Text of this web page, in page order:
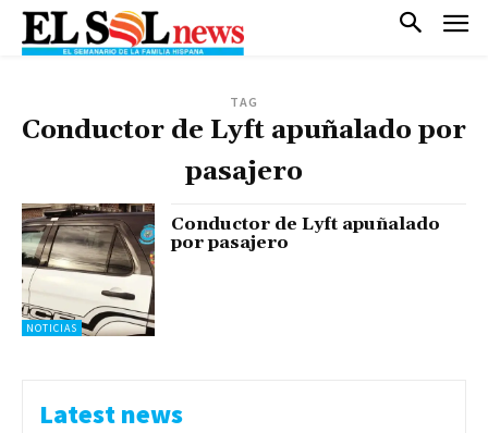
TAG
Conductor de Lyft apuñalado por
pasajero
NOTICIAS
Conductor de Lyft apuñalado
por pasajero
Latest news